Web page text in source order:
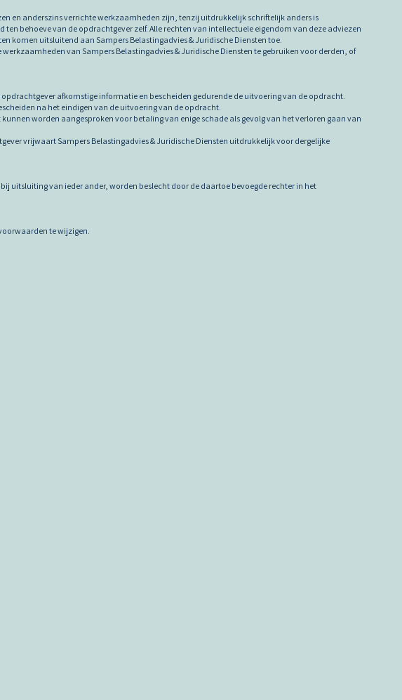
en anderszins verrichte werkzaamheden zijn, tenzij uitdrukkelijk schriftelijk anders is
behoeve van de opdrachtgever zelf. Alle rechten van intellectuele eigendom van deze adviezen
komen uitsluitend aan Sampers Belastingadvies & Juridische Diensten toe.
van Sampers Belastingadvies & Juridische Diensten te gebruiken voor derden, of
afkomstige informatie en bescheiden gedurende de uitvoering van de opdracht.
na het eindigen van de uitvoering van de opdracht.
worden aangesproken voor betaling van enige schade als gevolg van het verloren gaan van
vrijwaart Sampers Belastingadvies & Juridische Diensten uitdrukkelijk voor dergelijke
uitsluiting van ieder ander, worden beslecht door de daartoe bevoegde rechter in het
te wijzigen.